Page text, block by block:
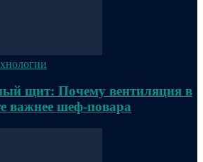
щит: Почему вентиляция в
важнее шеф-повара